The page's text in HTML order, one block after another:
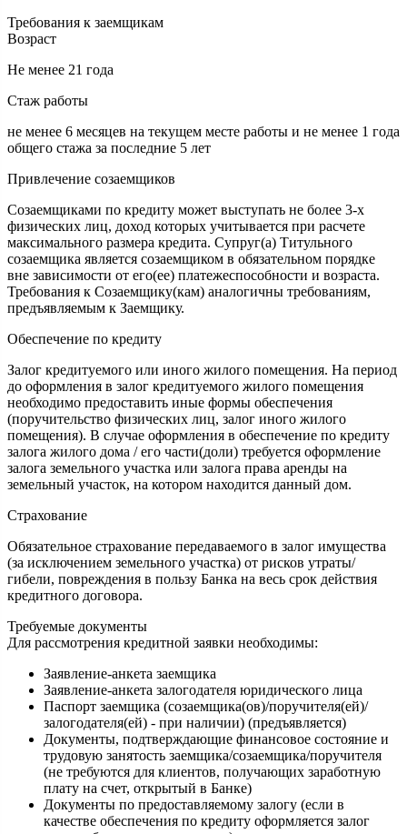
Требования к заемщикам
Возраст
Не менее 21 года
Стаж работы
не менее 6 месяцев на текущем месте работы и не менее 1 года
общего стажа за последние 5 лет
Привлечение созаемщиков
Созаемщиками по кредиту может выступать не более 3-х
физических лиц, доход которых учитывается при расчете
максимального размера кредита. Супруг(а) Титульного
созаемщика является созаемщиком в обязательном порядке
вне зависимости от его(ее) платежеспособности и возраста.
Требования к Созаемщику(кам) аналогичны требованиям,
предъявляемым к Заемщику.
Обеспечение по кредиту
Залог кредитуемого или иного жилого помещения. На период
до оформления в залог кредитуемого жилого помещения
необходимо предоставить иные формы обеспечения
(поручительство физических лиц, залог иного жилого
помещения). В случае оформления в обеспечение по кредиту
залога жилого дома / его части(доли) требуется оформление
залога земельного участка или залога права аренды на
земельный участок, на котором находится данный дом.
Страхование
Обязательное страхование передаваемого в залог имущества
(за исключением земельного участка) от рисков утраты/
гибели, повреждения в пользу Банка на весь срок действия
кредитного договора.
Требуемые документы
Для рассмотрения кредитной заявки необходимы:
Заявление-анкета заемщика
Заявление-анкета залогодателя юридического лица
Паспорт заемщика (созаемщика(ов)/поручителя(ей)/
залогодателя(ей) - при наличии) (предъявляется)
Документы, подтверждающие финансовое состояние и
трудовую занятость заемщика/созаемщика/поручителя
(не требуются для клиентов, получающих заработную
плату на счет, открытый в Банке)
Документы по предоставляемому залогу (если в
качестве обеспечения по кредиту оформляется залог